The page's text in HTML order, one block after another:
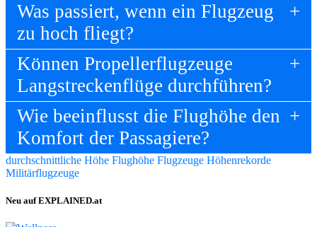
Was passiert, wenn ein Flugzeug
zu hoch fliegt?
Können Propellerflugzeuge
Langstreckenflüge durchführen?
Wie beeinflusst die Flughöhe den
Komfort der Passagiere?
durchschnittliche Höhe Flughöhe Flugzeuge Höhenrekorde
Militärflugzeuge
Neu auf EXPLAINED.at